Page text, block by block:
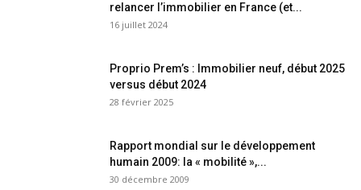
relancer l’immobilier en France (et...
16 juillet 2024
Proprio Prem’s : Immobilier neuf, début 2025
versus début 2024
28 février 2025
Rapport mondial sur le développement
humain 2009: la « mobilité »,...
30 décembre 2009